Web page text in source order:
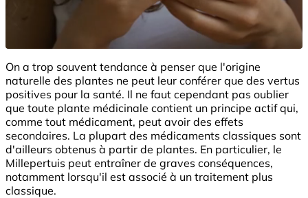
On a trop souvent tendance à penser que l'origine
naturelle des plantes ne peut leur conférer que des vertus
positives pour la santé. Il ne faut cependant pas oublier
que toute plante médicinale contient un principe actif qui,
comme tout médicament, peut avoir des effets
secondaires. La plupart des médicaments classiques sont
d'ailleurs obtenus à partir de plantes. En particulier, le
Millepertuis peut entraîner de graves conséquences,
notamment lorsqu'il est associé à un traitement plus
classique.